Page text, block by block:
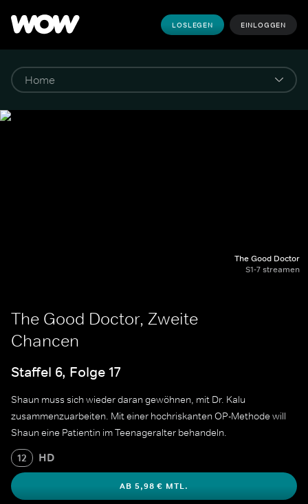
LOSLEGEN EINLOGGEN
The Good Doctor
S1-7 streamen
The Good Doctor, Zweite
Chancen
Staffel 6, Folge 17
Shaun muss sich wieder daran gewöhnen, mit Dr. Kalu
zusammenzuarbeiten. Mit einer hochriskanten OP-Methode will
Shaun eine Patientin im Teenageralter behandeln.
12 HD
AB 5,98 € MTL.